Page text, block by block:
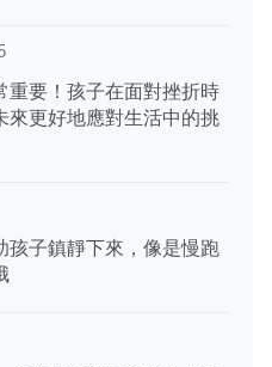
重要！孩子在面對挫折時
來更好地應對生活中的挑
孩子鎮靜下來，像是慢跑